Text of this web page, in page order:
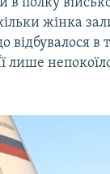
жінка
в
лише